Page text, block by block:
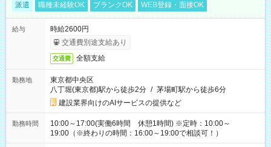
派遣 職種未経験OK ブランクOK WEB登録・面接OK
給与
時給2600円
交通費別途支給あり
交通費 全額支給
勤務地
東京都中央区
八丁堀(東京都)駅から徒歩2分 / 茅場町駅から徒歩6分
建設業界向けのAIサービスの提供など
勤務時間
10:00～17:00(実働6時間 休憩1時間) ※定時：10:00～
19:00（※終わりの時間：16:00～19:00で相談可！）